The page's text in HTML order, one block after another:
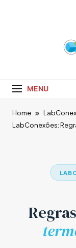
MENU
Home
LabConexões: